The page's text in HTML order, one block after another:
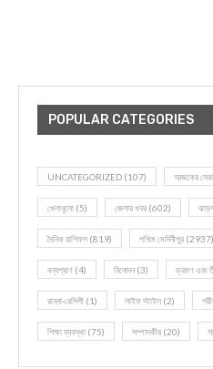
POPULAR CATEGORIES
UNCATEGORIZED (107) আজকের
খেলাধূলো (5) জেলার খবর (602)
দৈনিক রাশিফল (819) পশ্চিম মেদিনীপুর (2937)
বন্যপ্রাণ (4) বিনোদন(3) ভ্রমণ এবং
রান্না-রেসিপী (1) লাইফ স্টাইল (2)
শিক্ষা ব্যবস্থা (75) সম্পাদকীয় (20)